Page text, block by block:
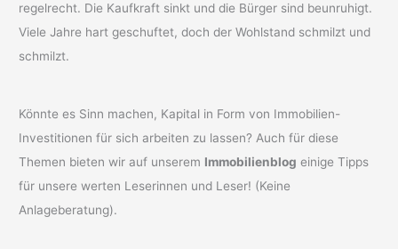
regelrecht. Die Kaufkraft sinkt und die Bürger sind beunruhigt.
Viele Jahre hart geschuftet, doch der Wohlstand schmilzt und
schmilzt.
Könnte es Sinn machen, Kapital in Form von Immobilien-
Investitionen für sich arbeiten zu lassen? Auch für diese
Themen bieten wir auf unserem Immobilienblog einige Tipps
für unsere werten Leserinnen und Leser! (Keine
Anlageberatung).